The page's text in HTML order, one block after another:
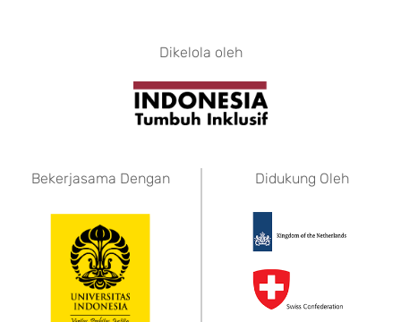
Dikelola oleh
Bekerjasama Dengan Didukung Oleh